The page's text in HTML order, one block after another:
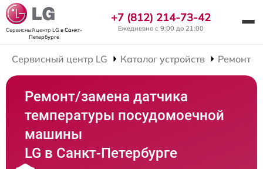
Сервисный центр LG в Санкт-
Петербурге
+7 (812) 214-73-42
Ежедневно с 9:00 до 21:00
Сервисный центр LG Каталог устройств Ремонт
Ремонт/замена датчика
температуры посудомоечной
машины
LG в Санкт-Петербурге